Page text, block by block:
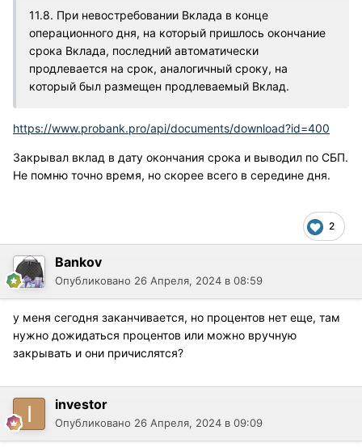
11.8. При невостребовании Вклада в конце
операционного дня, на который пришлось окончание
срока Вклада, последний автоматически
продлевается на срок, аналогичный сроку, на
который был размещен продлеваемый Вклад.
https://www.probank.pro/api/documents/download?id=400
Закрывал вклад в дату окончания срока и выводил по СБП.
Не помню точно время, но скорее всего в середине дня.
2
Bankov
Опубликовано 26 Апреля, 2024 в 08:59
у меня сегодня заканчивается, но процентов нет еще, там
нужно дожидаться процентов или можно вручную
закрывать и они причислятся?
investor
Опубликовано 26 Апреля, 2024 в 09:09